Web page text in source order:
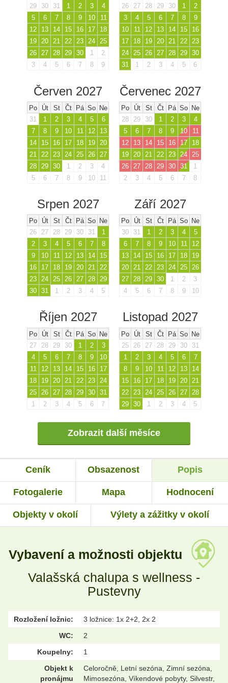
29 30 31 1 2 3
4
5
6 7 8 9 10
11
12
13 14 15 16 17
18
19 20 21 22 23 24 25
26 27 28 29 30 1
2
3
4 5 6 7 8 9
26 27 28 29 30 1
2
3
4 5 6 7 8
9
10
11 12 13 14 15
16
17
18 19 20 21 22 23
24 25 26 27 28 29 30
31
1 2 3 4 5 6
Červen 2027
Po Út St Čt Pá So Ne
31
1 2 3 4 5
6
7
8 9 10 11 12
13
14
15 16 17 18 19
20
21
22 23 24 25 26
27
28
29 30 1 2 3
4
5
6 7 8 9 10 11
Červenec 2027
Po Út St Čt Pá So Ne
28
29 30 1 2 3
4
5
6 7 8 9 10
11
12
13 14 15 16 17
18
19
20 21 22 23 24
25
26
27 28 29 30 31
1
2
3 4 5 6 7 8
Srpen 2027
Po Út St Čt Pá So Ne
26
27 28 29 30 31
1
2
3 4 5 6 7
8
9
10 11 12 13 14
15
16
17 18 19 20 21 22
23 24 25 26 27 28 29
30 31 1 2 3 4 5
Září 2027
Po Út St Čt Pá So Ne
30
31 1 2 3 4
5
6
7 8 9 10 11
12
13
14 15 16 17 18
19
20 21 22 23 24 25 26
27 28 29 30 1 2
3
4
5 6 7 8 9 10
Říjen 2027
Po Út St Čt Pá So Ne
27
28 29 30 1 2
3
4
5 6 7 8 9
10
11
12 13 14 15 16
17
18
19 20 21 22 23
24
25
26 27 28 29 30 31
1
2 3 4 5 6 7
Listopad 2027
Po Út St Čt Pá So Ne
25
26 27 28 29 30
31
1
2 3 4 5 6
7
8
9 10 11 12 13
14
15
16 17 18 19 20
21
22
23 24 25 26 27
28
29 30 1 2 3 4 5
Zobrazit další měsíce
Ceník Obsazenost Popis
Fotogalerie Mapa Hodnocení
Objekty v okolí Výlety a zážitky v okolí
Vybavení a možnosti objektu
Valašská chalupa s wellness -
Pustevny
Rozložení ložnic:
3 ložnice: 1x 2+2, 2x 2
WC:
2
Koupelny:
1
Objekt k
pronájmu
Celoročně, Letní sezóna, Zimní sezóna,
Mimosezóna, Víkendové pobyty, Silvestr,